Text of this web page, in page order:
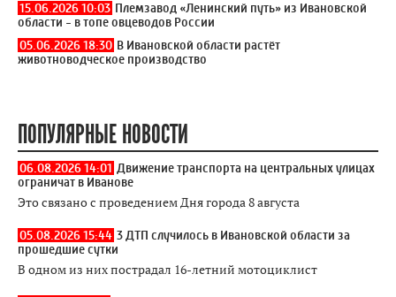
15.06.2026 10:03 Племзавод «Ленинский путь» из Ивановской
области - в топе овцеводов России
05.06.2026 18:30 В Ивановской области растёт
животноводческое производство
ПОПУЛЯРНЫЕ НОВОСТИ
06.08.2026 14:01 Движение транспорта на центральных улицах
ограничат в Иванове
Это связано с проведением Дня города 8 августа
05.08.2026 15:44 3 ДТП случилось в Ивановской области за
прошедшие сутки
В одном из них пострадал 16-летний мотоциклист